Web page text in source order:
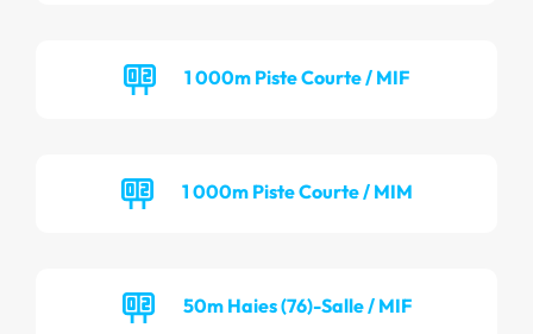
1 000m Piste Courte / MIF
1 000m Piste Courte / MIM
50m Haies (76)-Salle / MIF